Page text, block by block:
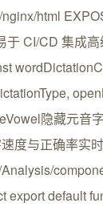
html
于 CI/CD 集成
隐藏元音
度与正确率实
export default